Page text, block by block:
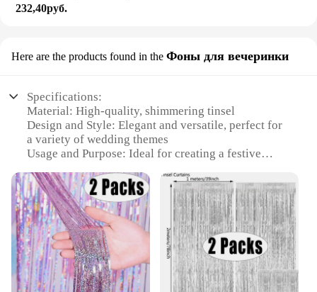
232,40руб.
Here are the products found in the Фоны для вечеринки
Specifications:
Material: High-quality, shimmering tinsel
Design and Style: Elegant and versatile, perfect for
a variety of wedding themes
Usage and Purpose: Ideal for creating a festive
Shape and Size: Available in various lengths to suit
different decoration needs
Performance and Property: Durable and reusable,
ensuring long-lasting celebrations
Parts and Accessories: Includes multiple sets for a
cohesive decoration setup
Features: